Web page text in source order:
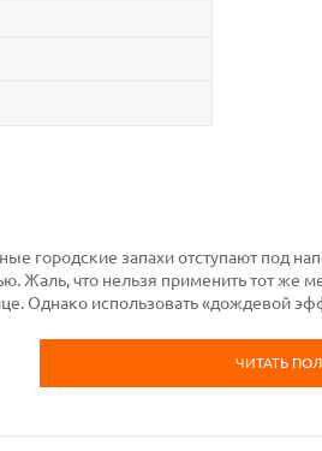
городские запахи отступают под
Жаль, что нельзя применить тот же
Однако использовать «дождевой
ЧИТАТЬ